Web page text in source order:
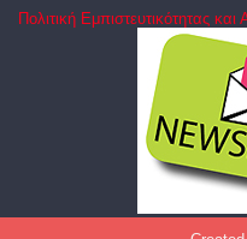
Πολιτική Εμπιστευτικότητας